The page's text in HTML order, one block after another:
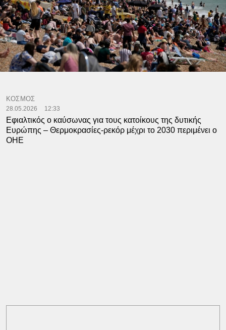
ΚΟΣΜΟΣ
28.05.2026 12:33
Εφιαλτικός ο καύσωνας για τους κατοίκους της δυτικής
Ευρώπης – Θερμοκρασίες-ρεκόρ μέχρι το 2030 περιμένει ο
ΟΗΕ